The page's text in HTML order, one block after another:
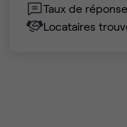
Taux de
Locataires